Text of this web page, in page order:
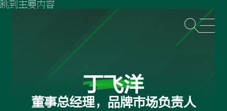
跳到主要内容
打
丁飞洋
董事总经理，品牌市场负责人